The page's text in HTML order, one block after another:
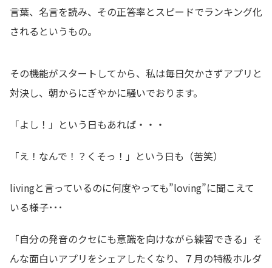
言葉、名言を読み、その正答率とスピードでランキング化
されるというもの。
その機能がスタートしてから、私は毎日欠かさずアプリと
対決し、朝からにぎやかに騒いでおります。
「よし！」という日もあれば・・・
「え！なんで！？くそっ！」という日も（苦笑）
livingと言っているのに何度やっても”loving”に聞こえて
いる様子･･･
「自分の発音のクセにも意識を向けながら練習できる」そ
んな面白いアプリをシェアしたくなり、７月の特級ホルダ